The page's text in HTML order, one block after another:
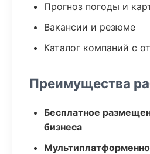
Прогноз погоды и
Вакансии и резюме
Каталог компаний с
Преимущества
Бесплатное
бизнеса